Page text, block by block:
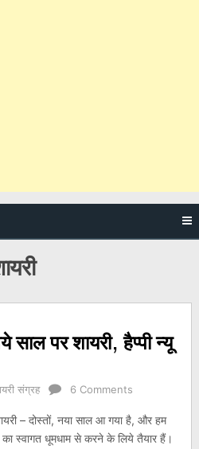
साल पर शायरी, हैप्पी न्यू
संग्रह 6 Comments
– दोस्तों, नया साल आ गया है, और हम
स्वागत धूमधाम से करने के लिये तैयार हैं।